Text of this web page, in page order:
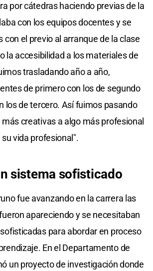
por cátedras haciendo previas de la
con los equipos docentes y se
con el previo al arranque de la clase
la accesibilidad a los materiales de
trasladando año a año,
de primero con los de segundo
los de tercero. Así fuimos pasando
creativas a algo más profesional
vida profesional".
sistema sofisticado
fue avanzando en la carrera las
apareciendo y se necesitaban
para abordar en proceso
En el Departamento de
un proyecto de investigación donde